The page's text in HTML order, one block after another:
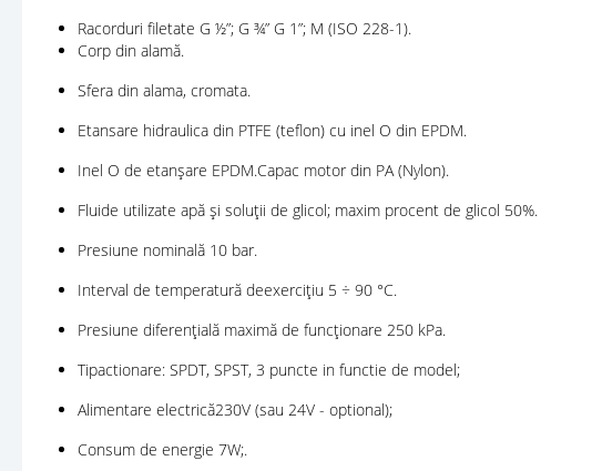
Racorduri filetate G ½”; G ¾” G 1”; M (ISO 228-1).
Corp din alamă.
Sfera din alama, cromata.
Etansare hidraulica din PTFE (teflon) cu inel O din EPDM.
Inel O de etanșare EPDM.Capac motor din PA (Nylon).
Fluide utilizate apă și soluții de glicol; maxim procent de glicol 50%.
Presiune nominală 10 bar.
Interval de temperatură deexercițiu 5 ÷ 90 °C.
Presiune diferențială maximă de funcționare 250 kPa.
Tipactionare: SPDT, SPST, 3 puncte in functie de model;
Alimentare electrică230V (sau 24V - optional);
Consum de energie 7W;.